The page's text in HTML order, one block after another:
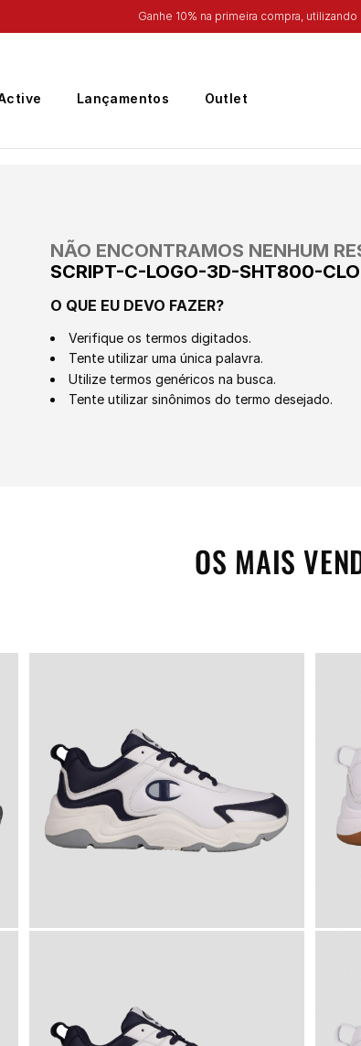
Frete Grátispara região Sudeste em
Lançamentos Outlet
NÃO ENCONTRAMOS NENHUM
SCRIPT-C-LOGO-3D-SHT800-
O QUE EU DEVO FAZER?
Verifique os termos digitados.
Tente utilizar uma única palavra.
Utilize termos genéricos na busca.
Tente utilizar sinônimos do termo desejado.
OS MAIS